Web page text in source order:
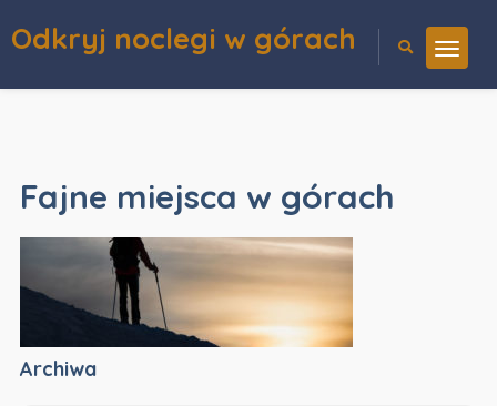
Odkryj noclegi w górach
Fajne miejsca w górach
Archiwa